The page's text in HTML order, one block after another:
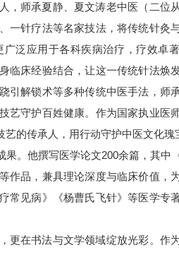
，师承夏静、夏文涛老中医（二位
一针疗法等名家技法，将传统针灸
泛应用于各科疾病治疗，疗效卓
床经验结合，让这一传统针法焕
引解锁术等多种传统中医手法，师
艺守护百姓健康。作为国家执业医
的传承人，用行动守护中医文化瑰
。他撰写医学论文200余篇，其中
作品，兼具理论深度与临床价值，
常见病》《杨曹氏飞针》等医学专
更在书法与文学领域绽放光彩。作